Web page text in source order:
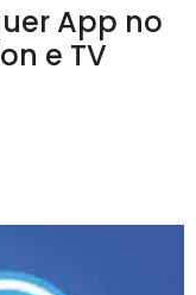
App no
e TV